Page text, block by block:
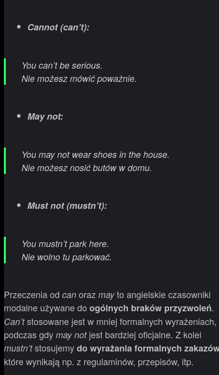
Cannot(can’t):
You can’t be serious.
Nie możesz mówić poważnie.
May not:
You may not wear shoes in the house.
Nie możesz nosić butów w domu.
Must not(mustn’t):
You mustn’t park here.
Nie wolno tu parkować.
Przeczenia od can oraz mayto angielskie czasowniki
modalne używane do ogólnych braków przyzwoleń.
Can’tstosowane jest w mniej formalnych wyrażeniach,
podczas gdy may notjest bardziej oficjalne. Z kolei
mustn’tstosujemydo wyrażania formalnych
które wynikają np. z regulaminów, przepisów, itp.